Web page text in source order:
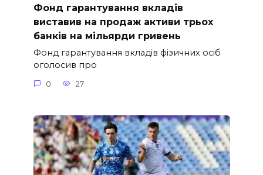
Фонд гарантування вкладів
виставив на продаж активи трьох
банків на мільярди гривень
Фонд гарантування вкладів фізичних осіб
оголосив про
0 27